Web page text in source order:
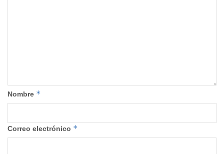
Nombre *
Correo electrónico *